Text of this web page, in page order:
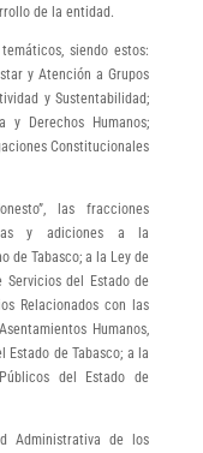
de la entidad.
siendo estos:
y Atención a Grupos
y Sustentabilidad;
y Derechos Humanos;
Constitucionales
las fracciones
y adiciones a la
de Tabasco; a la Ley de
Servicios del Estado de
Relacionados con las
Humanos,
Estado de Tabasco; a la
del Estado de
Administrativa de los